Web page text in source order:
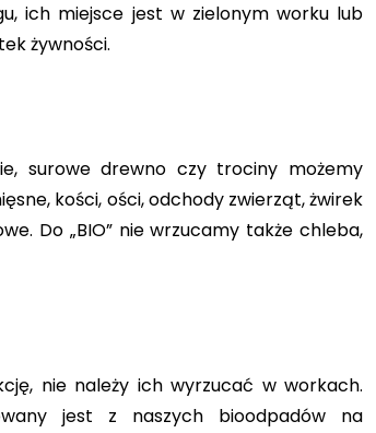
ich miejsce jest w zielonym worku lub
żywności.
surowe drewno czy trociny możemy
kości, ości, odchody zwierząt, żwirek
Do „BIO” nie wrzucamy także chleba,
nie należy ich wyrzucać w workach.
jest z naszych bioodpadów na